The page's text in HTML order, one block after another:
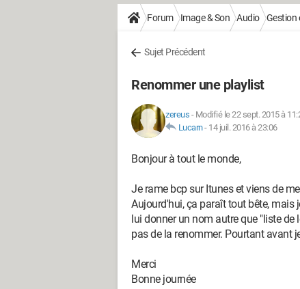
Forum Image & Son Audio Gestion
Sujet Précédent
Renommer une playlist
zereus - Modifié le 22 sept. 2015 à
Lucarn- 14 juil. 2016 à 23:06
Bonjour à tout le monde,
Je rame bcp sur Itunes et viens de
Aujourd'hui, ça paraît tout bête, mais
lui donner un nom autre que "liste de
pas de la renommer. Pourtant avant
Merci
Bonne journée